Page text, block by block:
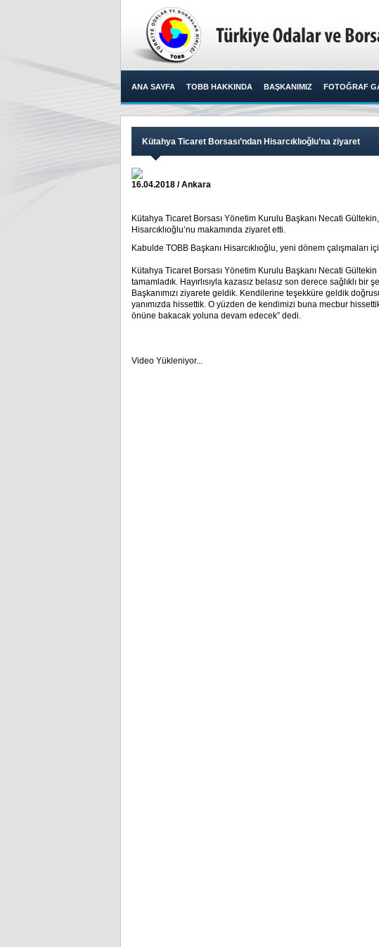
ANA SAYFA TOBB HAKKINDA BAŞKANIMIZ FOTOĞRAF
Kütahya Ticaret Borsası’ndan Hisarcıklıoğlu’na ziyaret
16.04.2018 / Ankara
Kütahya Ticaret Borsası Yönetim Kurulu Başkanı Necati
Hisarcıklıoğlu’nu makamında ziyaret etti.​
Kabulde TOBB Başkanı Hisarcıklıoğlu, yeni dönem çalışmaları
Kütahya Ticaret Borsası Yönetim Kurulu Başkanı Necati
tamamladık. Hayırlısıyla kazasız belasız son derece sağlıklı
Başkanımızı ziyarete geldik. Kendilerine teşekküre geldik
yanımızda hissettik. O yüzden de kendimizi buna mecbur
önüne bakacak yoluna devam edecek” dedi.
Video Yükleniyor...